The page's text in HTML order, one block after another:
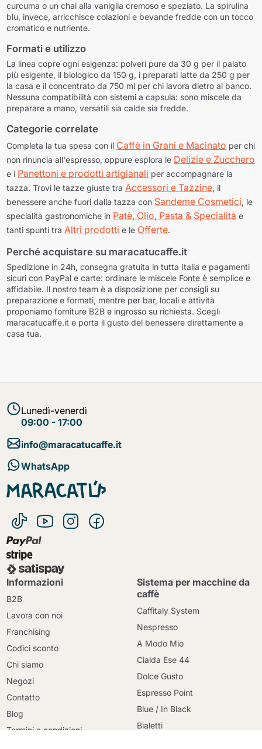
curcuma o un chai alla vaniglia cremoso e speziato. La spirulina
blu, invece, arricchisce colazioni e bevande fredde con un tocco
cromatico e nutriente.
Formati e utilizzo
La linea copre ogni esigenza: polveri pure da 30 g per il palato
più esigente, il biologico da 150 g, i preparati latte da 250 g per
la casa e il concentrato da 750 ml per chi lavora dietro al banco.
Nessuna compatibilità con sistemi a capsula: sono miscele da
preparare a mano, versatili sia calde sia fredde.
Categorie correlate
Completa la tua spesa con il Caffè in Grani e Macinato per chi
non rinuncia all'espresso, oppure esplora le Delizie e Zucchero
e i Panettoni e prodotti artigianali per accompagnare la
tazza. Trovi le tazze giuste tra Accessori e Tazzine, il
benessere anche fuori dalla tazza con Sandeme Cosmetici, le
specialità gastronomiche in Patè, Olio, Pasta & Specialità e
tanti spunti tra Altri prodotti e le Offerte.
Perché acquistare su maracatucaffe.it
Spedizione in 24h, consegna gratuita in tutta Italia e pagamenti
sicuri con PayPal e carte: ordinare le miscele Fonte è semplice e
affidabile. Il nostro team è a disposizione per consigli su
preparazione e formati, mentre per bar, locali e attività
proponiamo forniture B2B e ingrosso su richiesta. Scegli
maracatucaffe.it e porta il gusto del benessere direttamente a
casa tua.
Continua a fare acquisti
Vai al carrello
Continua a fare acquisti
Vai al carrello
Lunedì-venerdì
09:00 - 17:00
info@maracatucaffe.it
WhatsApp
Informazioni
B2B
Lavora con noi
Franchising
Codici sconto
Chi siamo
Negozi
Contatto
Blog
Termini e condizioni
Sistema per macchine da
caffè
Caffitaly System
Nespresso
A Modo Mio
Cialda Ese 44
Dolce Gusto
Espresso Point
Blue / In Black
Bialetti